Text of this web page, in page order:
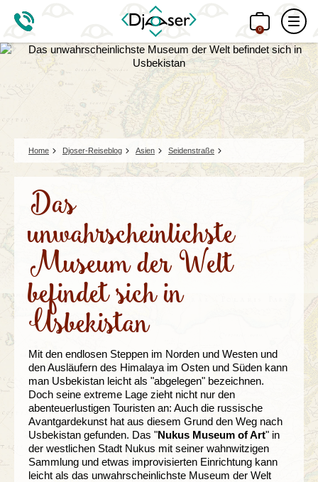
0
Home Djoser-Reiseblog Asien Seidenstraße
Das
unwahrscheinlichste
Museum der Welt
befindet sich in
Usbekistan
Mit den endlosen Steppen im Norden und Westen und
den Ausläufern des Himalaya im Osten und Süden kann
man Usbekistan leicht als "abgelegen" bezeichnen.
Doch seine extreme Lage zieht nicht nur den
abenteuerlustigen Touristen an: Auch die russische
Avantgardekunst hat aus diesem Grund den Weg nach
Usbekistan gefunden. Das "Nukus Museum of Art" in
der westlichen Stadt Nukus mit seiner wahnwitzigen
Sammlung und etwas improvisierten Einrichtung kann
leicht als das unwahrscheinlichste Museum der Welt